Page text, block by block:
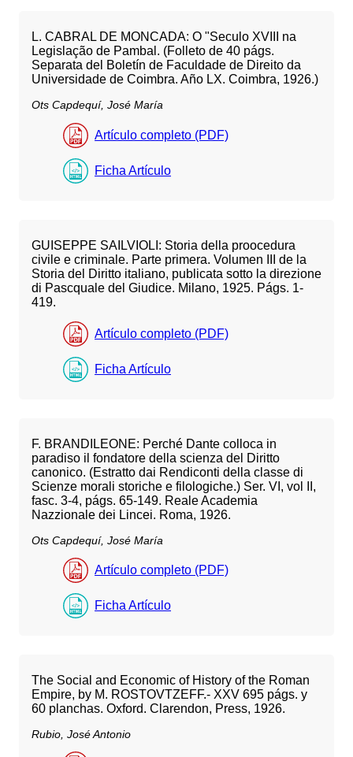
L. CABRAL DE MONCADA: O "Seculo XVIII na
Legislação de Pambal. (Folleto de 40 págs.
Separata del Boletín de Faculdade de Direito da
Universidade de Coimbra. Año LX. Coimbra, 1926.)
Ots Capdequí, José María
Artículo completo (PDF)
Ficha Artículo
GUISEPPE SAILVIOLI: Storia della proocedura
civile e criminale. Parte primera. Volumen III de la
Storia del Diritto italiano, publicata sotto la direzione
di Pascquale del Giudice. Milano, 1925. Págs. 1-
419.
Artículo completo (PDF)
Ficha Artículo
F. BRANDILEONE: Perché Dante colloca in
paradiso il fondatore della scienza del Diritto
canonico. (Estratto dai Rendiconti della classe di
Scienze morali storiche e filologiche.) Ser. VI, vol II,
fasc. 3-4, págs. 65-149. Reale Academia
Nazzionale dei Lincei. Roma, 1926.
Ots Capdequí, José María
Artículo completo (PDF)
Ficha Artículo
The Social and Economic of History of the Roman
Empire, by M. ROSTOVTZEFF.- XXV 695 págs. y
60 planchas. Oxford. Clarendon, Press, 1926.
Rubio, José Antonio